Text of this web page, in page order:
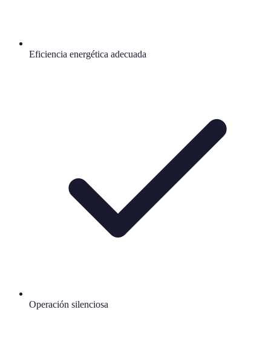
Eficiencia energética adecuada
Operación silenciosa